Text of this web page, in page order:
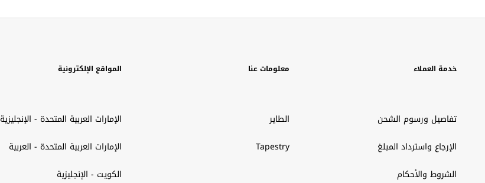
خدمة العملاء
تفاصيل ورسوم الشحن
الإرجاع واسترداد المبلغ
الشروط والأحكام
معلومات عنا
الطاير
Tapestry
المواقع الإلكترونية
الإمارات العربية المتحدة - الإنجليزية
الإمارات العربية المتحدة - العربية
الكويت - الإنجليزية